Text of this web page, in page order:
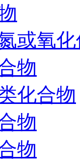
或氧
物
化合物
物
物